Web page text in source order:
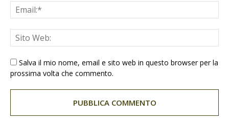
Salva il mio nome, email e sito web in questo browser per la
prossima volta che commento.